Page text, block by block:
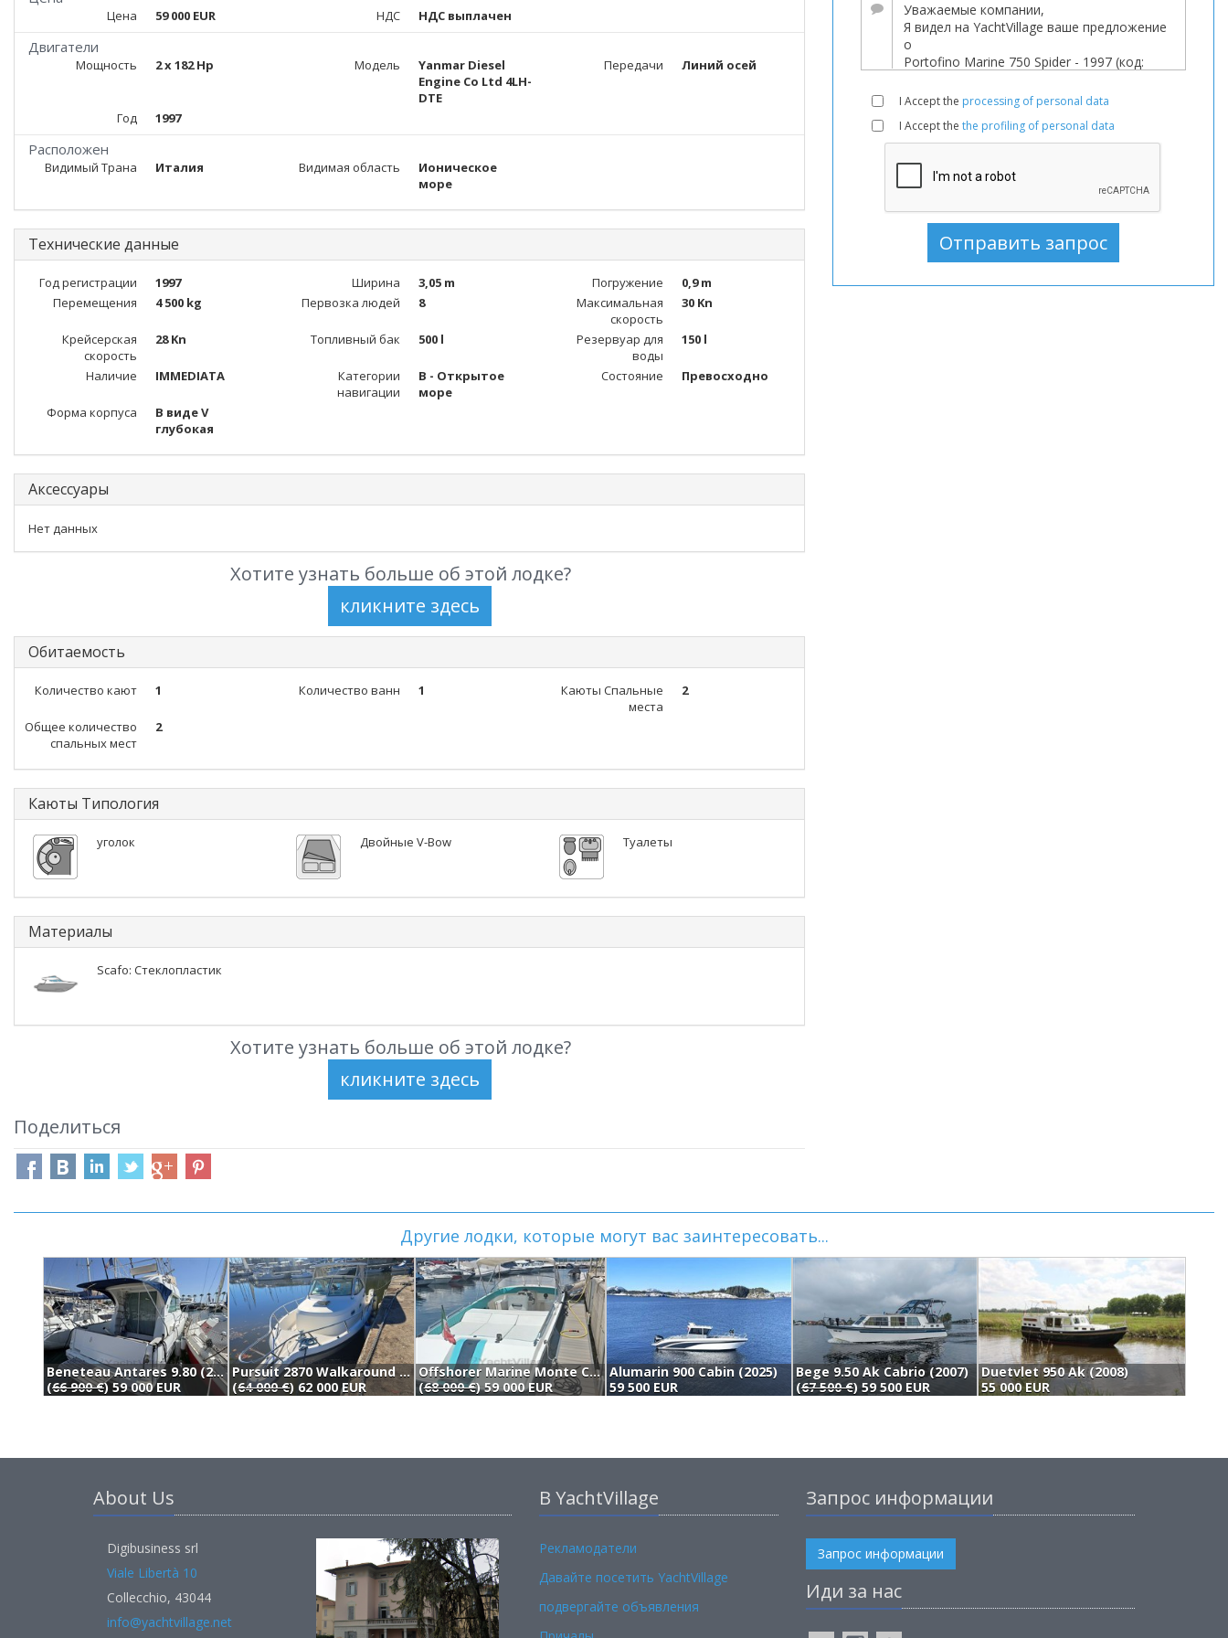
В
продаже,
Лодки
Моторная
лодка
продаже,
Моторная
лодка
используемый,
Моторные
Цена 59 000 EUR НДС НДС выплачен
Двигатели
Мощность 2 x 182 Hp Модель
Yanmar Diesel
Engine Co Ltd 4LH-
DTE
Передачи Линий осей
Год 1997
Расположен
Видимый Трана Италия Видимая область
Ионическое
море
Технические данные
Год регистрации 1997 Ширина 3,05 m Погружение
0,9 m
Перемещения
4 500 kg Первозка людей 8
Максимальная
скорость
30 Kn
Крейсерская
скорость
28 Kn Топливный бак 500 l
Резервуар для
воды
150 l
Наличие IMMEDIATA
Категории
навигации
B - Открытое
море
Состояние Превосходно
Форма корпуса
В виде V
глубокая
Аксессуары
Нет данных
Хотите узнать больше об этой лодке?
Обитаемость
Количество кают 1 Количество ванн 1
Каюты Спальные
места
2
Общее количество
спальных мест
2
Каюты Типология
уголок Двойные V-Bow Туалеты
Материалы
Scafo: Стеклопластик
Хотите узнать больше об этой лодке?
Поделиться
I Accept the processing of personal data
I Accept the the profiling of personal data
Другие лодки, которые могут вас заинтересовать...
Beneteau Antares 9.80 (2004)
(66 900 €) 59 000 EUR
Pursuit 2870 Walkaround (2003)
(64 000 €) 62 000 EUR
Offshorer Marine Monte Carlo 30 (1982)
(68 000 €) 59 000 EUR
Alumarin 900 Cabin (2025)
59 500 EUR
Bege 9.50 Ak Cabrio (2007)
(67 500 €) 59 500 EUR
Duetvlet 950 Ak (2008)
55 000 EUR
About Us
Digibusiness srl
Viale Libertà 10
Collecchio, 43044
info@yachtvillage.net
В YachtVillage
Рекламодатели
Давайте посетить YachtVillage
подвергайте объявления
Запрос информации
Запрос информации
Иди за нас